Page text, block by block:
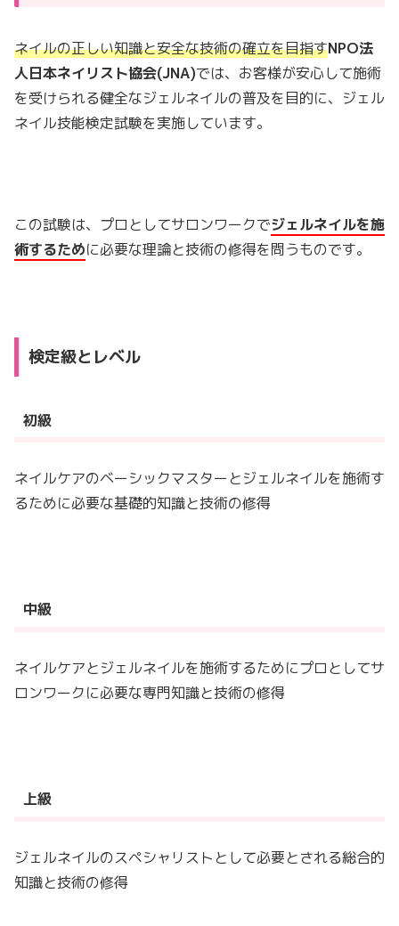
ネイルの正しい知識と安全な技術の確立を目指すNPO法
人日本ネイリスト協会(JNA)では、お客様が安心して施術
を受けられる健全なジェルネイルの普及を目的に、ジェル
ネイル技能検定試験を実施しています。
この試験は、プロとしてサロンワークでジェルネイルを施
術するために必要な理論と技術の修得を問うものです。
検定級とレベル
初級
ネイルケアのベーシックマスターとジェルネイルを施術す
るために必要な基礎的知識と技術の修得
中級
ネイルケアとジェルネイルを施術するためにプロとしてサ
ロンワークに必要な専門知識と技術の修得
上級
ジェルネイルのスペシャリストとして必要とされる総合的
知識と技術の修得